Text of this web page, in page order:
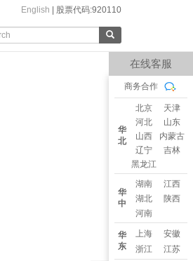
English 股票代码:920110
在线客服
商务合作
华
北
北京
河北
山西
辽宁
黑龙江
天津
山东
内蒙古
吉林
华
中
湖南
湖北
河南
江西
陕西
华
东
上海
浙江
安徽
江苏